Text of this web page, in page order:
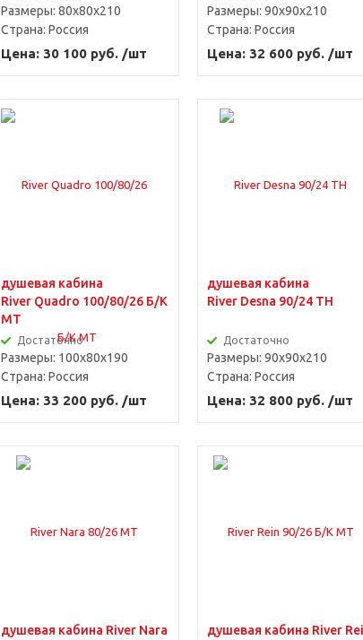
Размеры: 80x80x210
Страна: Россия
Цена: 30 100 руб. /шт
Размеры: 90x90x210
Страна: Россия
Цена: 32 600 руб. /шт
душевая кабина
River Quadro 100/80/26 Б/К
MT
Достаточно
Размеры: 100x80x190
Страна: Россия
Цена: 33 200 руб. /шт
душевая кабина
River Desna 90/24 TH
Достаточно
Размеры: 90x90x210
Страна: Россия
Цена: 32 800 руб. /шт
душевая кабина River Nara
душевая кабина River